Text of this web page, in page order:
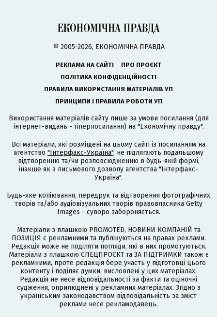
© 2005-2026, ЕКОНОМІЧНА ПРАВДА
РЕКЛАМА НА САЙТІ
ПРО ПРОЄКТ
ПОЛІТИКА КОНФІДЕНЦІЙНОСТІ
ПРАВИЛА ВИКОРИСТАННЯ МАТЕРІАЛІВ УП
ПРИНЦИПИ І ПРАВИЛА РОБОТИ УП
Використання матеріалів сайту лише за умови посилання (для
інтернет-видань - гіперпосилання) на "Економічну правду".
Всі матеріали, які розміщені на цьому сайті із посиланням на
агентство "Інтерфакс-Україна", не підлягають подальшому
відтворенню та/чи розповсюдженню в будь-якій формі,
інакше як з письмового дозволу агентства "Інтерфакс-
Україна".
Будь-яке копіювання, передрук та відтворення фотографічних
творів та/або аудіовізуальних творів правовласника Getty
Images - суворо забороняється.
Матеріали з плашкою PROMOTED, НОВИНИ КОМПАНІЙ та
ПОЗИЦІЯ є рекламними та публікуються на правах реклами.
Редакція може не поділяти погляди, які в них промотуються.
Матеріали з плашкою СПЕЦПРОЄКТ та ЗА ПІДТРИМКИ також є
рекламними, проте редакція бере участь у підготовці цього
контенту і поділяє думки, висловлені у цих матеріалах.
Редакція не несе відповідальності за факти та оціночні
судження, оприлюднені у рекламних матеріалах. Згідно з
українським законодавством відповідальність за зміст
реклами несе рекламодавець.